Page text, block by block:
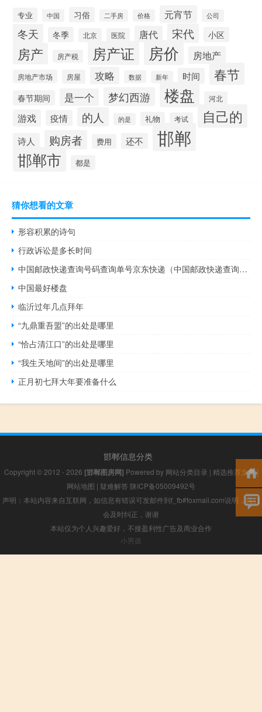
专业 中国 习俗 二手房 价格 元宵节 公司
冬天 冬季 北京 医院 唐代 宋代 小区
房产 房产税 房产证 房价 房地产
房地产市场 房屋 攻略 数据 新年 时间 春节
春节期间 是一个 梦幻西游 楼盘 河北
游戏 疫情 的人 的是 礼物 考试 自己的
诗人 购房者 费用 还不 邯郸
邯郸市 都是
猜你想看的文章
形容积累的诗句
行政诉讼是多长时间
中国邮政快递查询号码查询单号京东快递（中国邮政快递查询号码查询单号）
中国最好楼盘
临沂过年几点拜年
“九鼎重吾盟”的出处是哪里
“恰占清江口”的出处是哪里
“我生天地间”的出处是哪里
正月初七拜大年要准备什么
邯郸信息分类
Copyright © 2012 - 2026 [邯郸图房网] Powered by 网站分类目录 | 精选推荐文章|
网站地图 | 疑难解答 陕ICP备05009492号
声明：本站内容来自互联网，如信息有错误可发邮件到f_fb#foxmail.com说明，我们
会及时纠正，谢谢
本站仅为个人兴趣爱好，不接盈利性广告及商业合作
小男孩